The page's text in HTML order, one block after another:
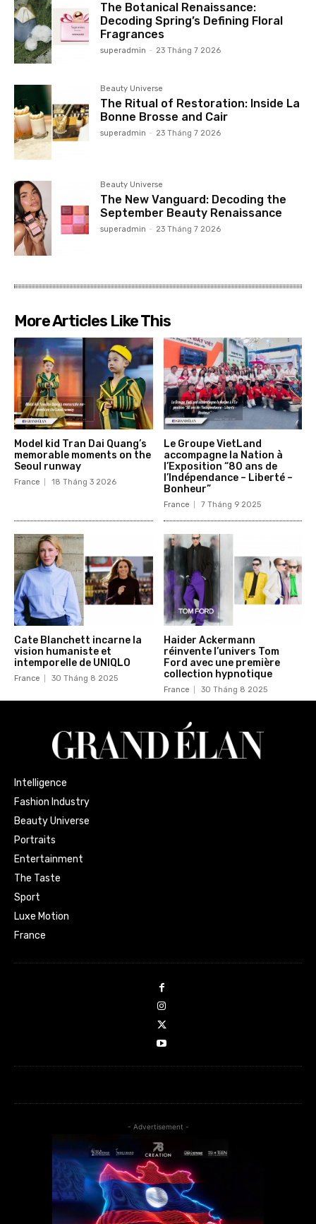
The Botanical Renaissance:
Decoding Spring’s Defining Floral
Fragrances
superadmin - 23 Tháng 7 2026
Beauty Universe
The Ritual of Restoration: Inside La
Bonne Brosse and Cair
superadmin - 23 Tháng 7 2026
Beauty Universe
The New Vanguard: Decoding the
September Beauty Renaissance
superadmin - 23 Tháng 7 2026
More Articles Like This
Model kid Tran Dai Quang’s
memorable moments on the
Seoul runway
France 18 Tháng 3 2026
Le Groupe VietLand
accompagne la Nation à
l’Exposition “80 ans de
l’Indépendance – Liberté –
Bonheur”
France 7 Tháng 9 2025
Cate Blanchett incarne la
vision humaniste et
intemporelle de UNIQLO
France 30 Tháng 8 2025
Haider Ackermann
réinvente l’univers Tom
Ford avec une première
collection hypnotique
France 30 Tháng 8 2025
Intelligence
Fashion Industry
Beauty Universe
Portraits
Entertainment
The Taste
Sport
Luxe Motion
France
- Advertisement -